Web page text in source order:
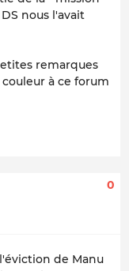
nous l'avait
remarques
à ce forum
0
de Manu